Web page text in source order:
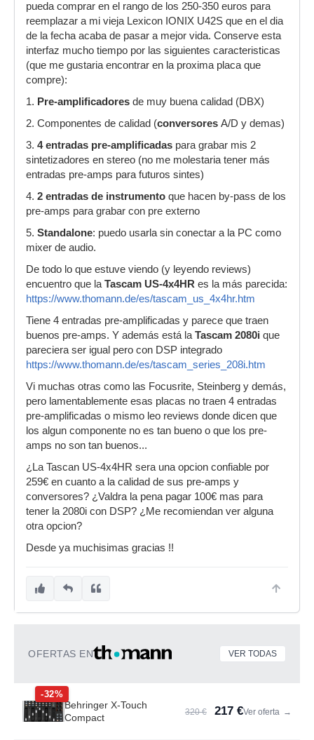
pueda comprar en el rango de los 250-350 euros para
reemplazar a mi vieja Lexicon IONIX U42S que en el dia
de la fecha acaba de pasar a mejor vida. Conserve esta
interfaz mucho tiempo por las siguientes caracteristicas
(que me gustaria encontrar en la proxima placa que
compre):
1. Pre-amplificadores de muy buena calidad (DBX)
2. Componentes de calidad (conversores A/D y demas)
3. 4 entradas pre-amplificadas para grabar mis 2
sintetizadores en stereo (no me molestaria tener más
entradas pre-amps para futuros sintes)
4. 2 entradas de instrumento que hacen by-pass de los
pre-amps para grabar con pre externo
5. Standalone: puedo usarla sin conectar a la PC como
mixer de audio.
De todo lo que estuve viendo (y leyendo reviews)
encuentro que la Tascam US-4x4HR es la más parecida:
https://www.thomann.de/es/tascam_us_4x4hr.htm
Tiene 4 entradas pre-amplificadas y parece que traen
buenos pre-amps. Y además está la Tascam 2080i que
pareciera ser igual pero con DSP integrado
https://www.thomann.de/es/tascam_series_208i.htm
Vi muchas otras como las Focusrite, Steinberg y demás,
pero lamentablemente esas placas no traen 4 entradas
pre-amplificadas o mismo leo reviews donde dicen que
los algun componente no es tan bueno o que los pre-
amps no son tan buenos...
¿La Tascan US-4x4HR sera una opcion confiable por
259€ en cuanto a la calidad de sus pre-amps y
conversores? ¿Valdra la pena pagar 100€ mas para
tener la 2080i con DSP? ¿Me recomiendan ver alguna
otra opcion?
Desde ya muchisimas gracias !!
OFERTAS EN VER TODAS
-32%
Behringer X-Touch
Compact
320 € 217 €Ver oferta →